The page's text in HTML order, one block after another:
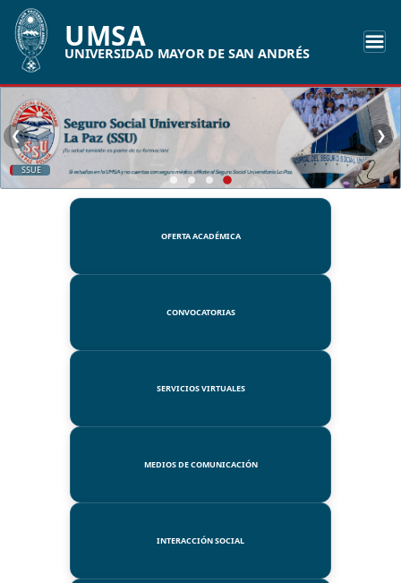
UMSA
UNIVERSIDAD MAYOR DE SAN ANDRÉS
SSUE
❮ ❯
OFERTA ACADÉMICA
CONVOCATORIAS
SERVICIOS VIRTUALES
MEDIOS DE COMUNICACIÓN
INTERACCIÓN SOCIAL